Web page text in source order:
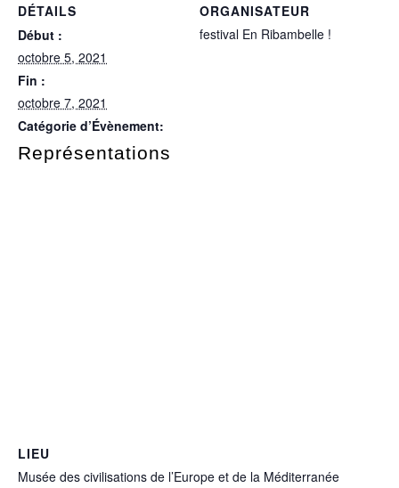
DÉTAILS
Début :
octobre 5, 2021
Fin :
octobre 7, 2021
Catégorie d’Évènement:
Représentations
ORGANISATEUR
festival En Ribambelle !
LIEU
Musée des civilisations de l’Europe et de la Méditerranée